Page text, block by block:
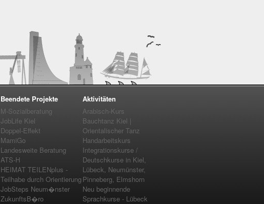
Beendete Projekte
M-Sozialberatung
JobLife Kiel
Doppel-Effekt
MamiGo
Landesweite Beratung
ATS-H
HEIMAT TEILENplus -
Teilhabe durch Orientierung
JobSteps Neum�nster
ZukunftsB�ro
Aktivitäten
Arabisch-Kurs
Bauchtanz Kiel |
Orientalischer Tanz
Handarbeitskurs
Integrationskurse /
Deutschkurse in Kiel,
Lübeck, Neumünster,
Pinneberg, Elmshorn
Neu beginnende
Sprachkurse - Lübeck